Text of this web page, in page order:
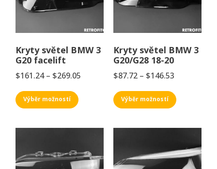
Kryty světel BMW 3
G20 facelift
$161.24 – $269.05
Výběr možností
Kryty světel BMW 3
G20/G28 18-20
$87.72 – $146.53
Výběr možností